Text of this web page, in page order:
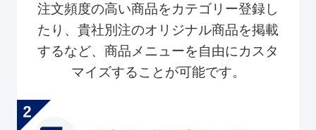
注文頻度の高い商品をカテゴリー登録し
たり、貴社別注のオリジナル商品を掲載
するなど、商品メニューを自由にカスタ
マイズすることが可能です。